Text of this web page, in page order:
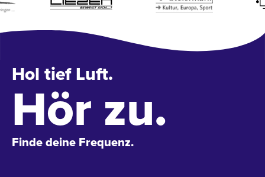
Hol tief Luft.
Hör zu.
Finde deine Frequenz.